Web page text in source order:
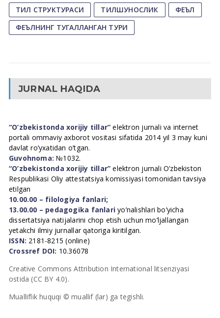
ТИЛ СТРУКТУРАСИ
ТИЛШУНОСЛИК
ФЕЪЛ
ФЕЪЛНИНГ ТУГАЛЛАНГАН ТУРИ
JURNAL HAQIDA
“O’zbekistonda xorijiy tillar” elektron jurnali va internet
portali ommaviy axborot vositasi sifatida 2014 yil 3 may kuni
davlat ro’yxatidan o’tgan.
Guvohnoma: №1032.
“O’zbekistonda xorijiy tillar” elektron jurnali O’zbekiston
Respublikasi Oliy attestatsiya komissiyasi tomonidan tavsiya
etilgan
10.00.00 – filologiya fanlari;
13.00.00 – pedagogika fanlari yo’nalishlari bo’yicha
dissertatsiya natijalarini chop etish uchun mo’ljallangan
yetakchi ilmiy jurnallar qatoriga kiritilgan.
ISSN: 2181-8215 (online)
Crossref DOI: 10.36078
Creative Commons Attribution International litsenziyasi
ostida (CC BY 4.0).
Mualliflik huquqi © muallif (lar) ga tegishli.